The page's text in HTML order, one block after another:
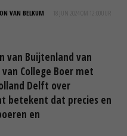
VAN BELKUM 18 JUN 2024 OM 12:00
van Buijtenland van
College Boer met
Delft over
betekent dat precies en
en